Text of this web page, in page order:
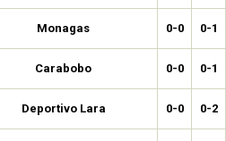
Monagas 0-0 0-1
Carabobo 0-0 0-1
Deportivo Lara 0-0 0-2